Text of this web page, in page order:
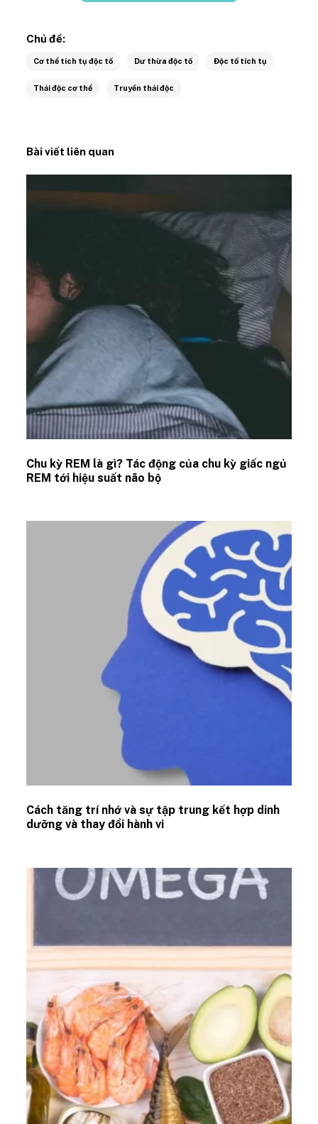
Chủ đề:
Cơ thể tích tụ độc tố Dư thừa độc tố Độc tố tích tụ
Thải độc cơ thể Truyền thải độc
Bài viết liên quan
Chu kỳ REM là gì? Tác động của chu kỳ giấc ngủ
REM tới hiệu suất não bộ
Cách tăng trí nhớ và sự tập trung kết hợp dinh
dưỡng và thay đổi hành vi